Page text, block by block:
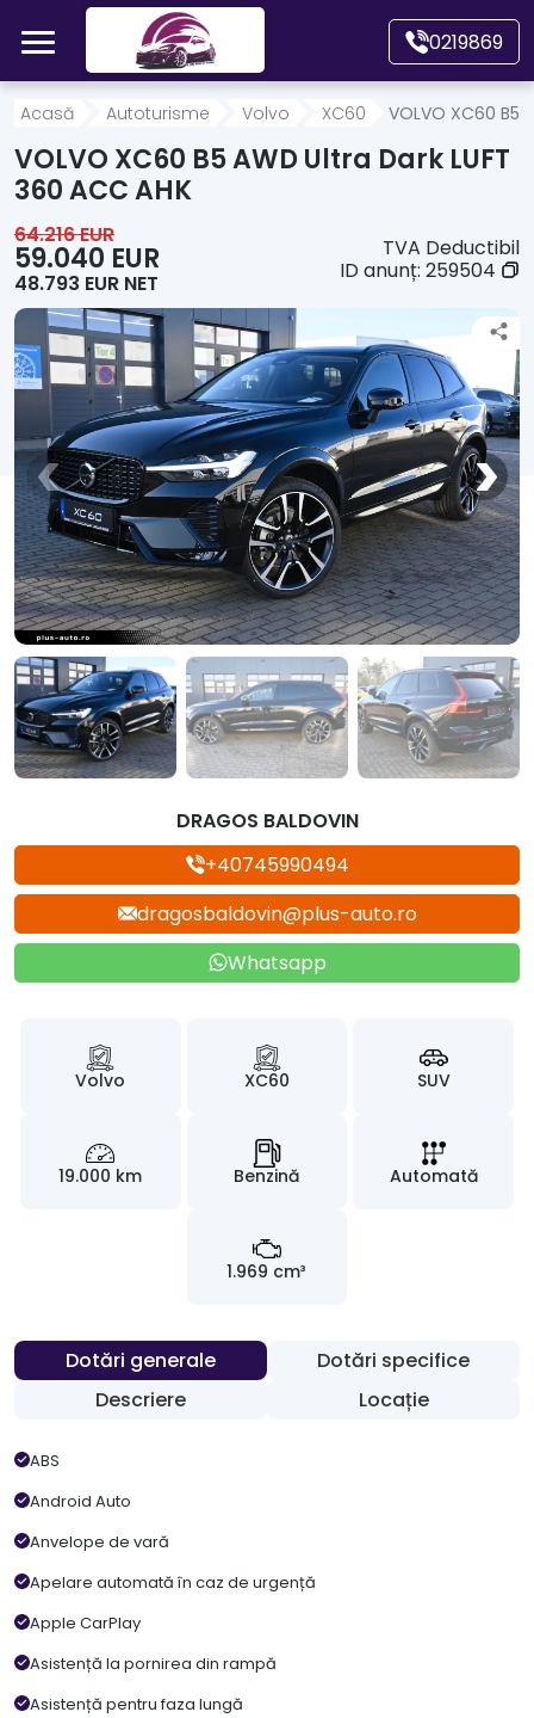
Mergi direct la conținutul principal
0219869
Acasă
Autoturisme
Motociclete
Autoutilitare
Alte tipuri vehicule
Despre Noi
Contact
Acasă Autoturisme Volvo XC60 VOLVO XC60 B5
VOLVO XC60 B5 AWD Ultra Dark LUFT
360 ACC AHK
64.216 EUR
59.040 EUR
48.793 EUR NET
TVA Deductibil
ID anunț: 259504
DRAGOS BALDOVIN
+40745990494
dragosbaldovin@plus-auto.ro
Whatsapp
Volvo XC60 SUV
19.000 km Benzină Automată
1.969 cm³
Dotări generale
Dotări specifice
Descriere
Locație
ABS
Android Auto
Anvelope de vară
Apelare automată în caz de urgență
Apple CarPlay
Asistență la pornirea din rampă
Asistență pentru faza lungă